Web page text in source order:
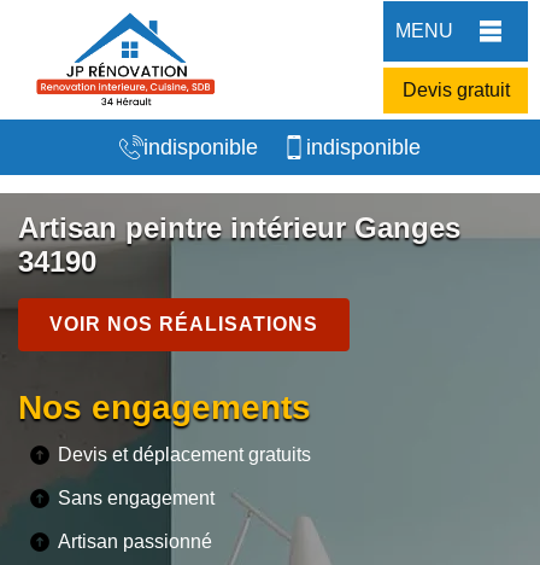
MENU
Devis gratuit
indisponible indisponible
Artisan peintre intérieur Ganges
34190
VOIR NOS RÉALISATIONS
Nos engagements
Devis et déplacement gratuits
Sans engagement
Artisan passionné